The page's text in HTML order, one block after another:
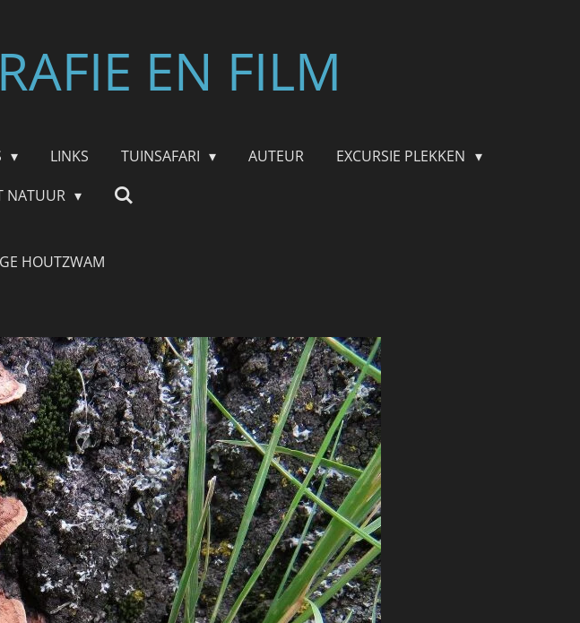
EN FILM
LINKS TUINSAFARI AUTEUR
EXCURSIE PLEKKEN
NATUUR
HOUTZWAM